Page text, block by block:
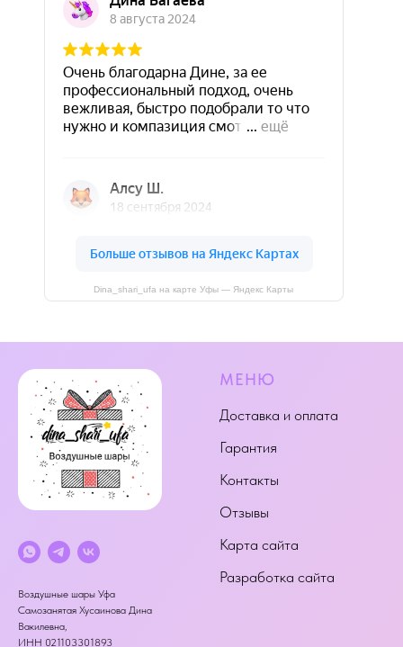
Dina_shari_ufa на карте Уфы — Яндекс Карты
Воздушные шары Уфа
Самозанятая Хусаинова Дина
Вакилевна,
ИНН 021103301893
МЕНЮ
Доставка и оплата
Гарантия
Контакты
Отзывы
Карта сайта
Разработка сайта